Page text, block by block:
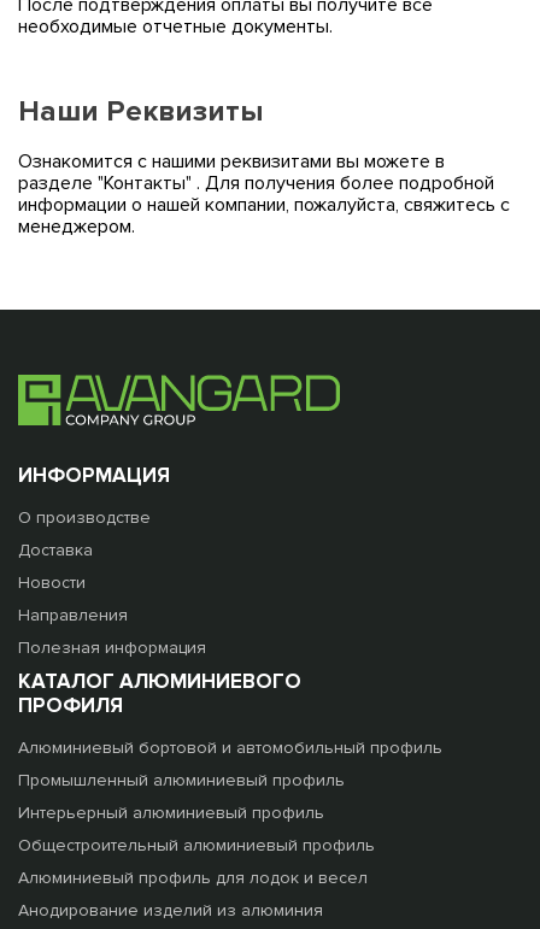
После подтверждения оплаты вы получите все
необходимые отчетные документы.
Наши Реквизиты
Ознакомится с нашими реквизитами вы можете в
разделе "Контакты" . Для получения более подробной
информации о нашей компании, пожалуйста, свяжитесь с
менеджером.
ИНФОРМАЦИЯ
О производстве
Доставка
Новости
Направления
Полезная информация
КАТАЛОГ АЛЮМИНИЕВОГО
ПРОФИЛЯ
Алюминиевый бортовой и автомобильный профиль
Промышленный алюминиевый профиль
Интерьерный алюминиевый профиль
Общестроительный алюминиевый профиль
Алюминиевый профиль для лодок и весел
Анодирование изделий из алюминия